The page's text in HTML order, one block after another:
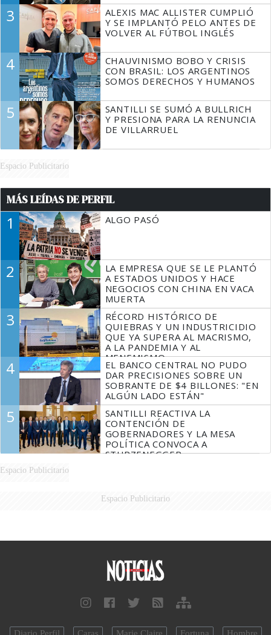
3
ALEXIS MAC ALLISTER CUMPLIÓ
Y SE IMPLANTÓ PELO ANTES DE
VOLVER AL FÚTBOL INGLÉS
4
CHAUVINISMO BOBO Y CRISIS
CON BRASIL: LOS ARGENTINOS
SOMOS DERECHOS Y HUMANOS
5
SANTILLI SE SUMÓ A BULLRICH
Y PRESIONA PARA LA RENUNCIA
DE VILLARRUEL
Espacio Publicitario
MÁS LEÍDAS DE PERFIL
1 ALGO PASÓ
2
LA EMPRESA QUE SE LE PLANTÓ
A ESTADOS UNIDOS Y HACE
NEGOCIOS CON CHINA EN VACA
MUERTA
3
RÉCORD HISTÓRICO DE
QUIEBRAS Y UN INDUSTRICIDIO
QUE YA SUPERA AL MACRISMO,
A LA PANDEMIA Y AL
MENEMISMO
4
EL BANCO CENTRAL NO PUDO
DAR PRECISIONES SOBRE UN
SOBRANTE DE $4 BILLONES: "EN
ALGÚN LADO ESTÁN"
5
SANTILLI REACTIVA LA
CONTENCIÓN DE
GOBERNADORES Y LA MESA
POLÍTICA CONVOCA A
STURZENEGGER
Espacio Publicitario
Espacio Publicitario